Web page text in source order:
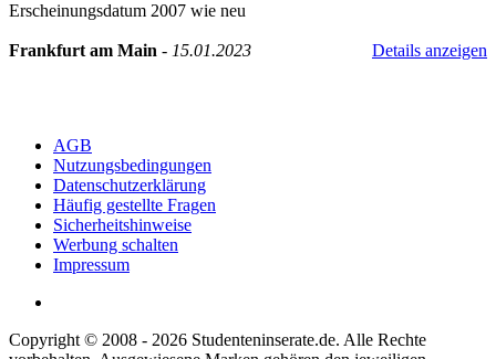
Erscheinungsdatum 2007 wie neu
Frankfurt am Main - 15.01.2023 Details anzeigen
AGB
Nutzungsbedingungen
Datenschutzerklärung
Häufig gestellte Fragen
Sicherheitshinweise
Werbung schalten
Impressum
Copyright © 2008 - 2026 Studenteninserate.de. Alle Rechte